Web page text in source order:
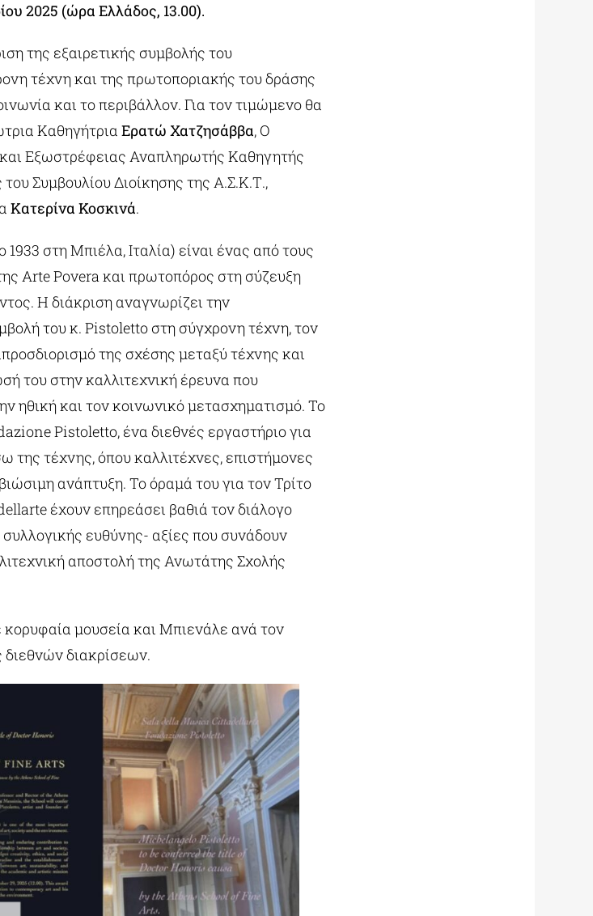
2025 (ώρα Ελλάδος, 13.00).
της εξαιρετικής συμβολής του
τέχνη και της πρωτοποριακής του δράσης
και το περιβάλλον. Για τον τιμώμενο θα
Καθηγήτρια Ερατώ Χατζησάββα, Ο
Εξωστρέφειας Αναπληρωτής Καθηγητής
του Συμβουλίου Διοίκησης της Α.Σ.Κ.Τ.,
Κατερίνα Κοσκινά.
στη Μπιέλα, Ιταλία) είναι ένας από τους
Arte Povera και πρωτοπόρος στη σύζευξη
Η διάκριση αναγνωρίζει την
του κ. Pistoletto στη σύγχρονη τέχνη, τον
της σχέσης μεταξύ τέχνης και
του στην καλλιτεχνική έρευνα που
ηθική και τον κοινωνικό μετασχηματισμό. Το
Pistoletto, ένα διεθνές εργαστήριο για
τέχνης, όπου καλλιτέχνες, επιστήμονες
ανάπτυξη. Το όραμά του για τον Τρίτο
έχουν επηρεάσει βαθιά τον διάλογο
ευθύνης- αξίες που συνάδουν
αποστολή της Ανωτάτης Σχολής
κορυφαία μουσεία και Μπιενάλε ανά τον
διεθνών διακρίσεων.